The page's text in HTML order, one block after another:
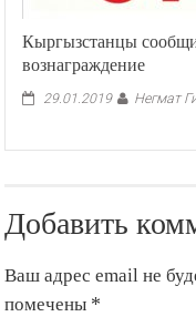
Кыргызстанцы
вознаграждение
29.01.2019 Негмат
Добавить
Ваш адрес email не
помечены *